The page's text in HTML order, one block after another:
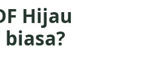
Hijau